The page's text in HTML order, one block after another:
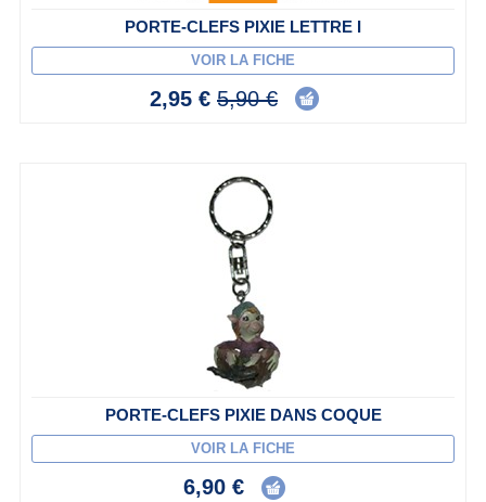
PORTE-CLEFS PIXIE LETTRE I
VOIR LA FICHE
2,95 € 5,90 €
PORTE-CLEFS PIXIE DANS COQUE
VOIR LA FICHE
6,90 €